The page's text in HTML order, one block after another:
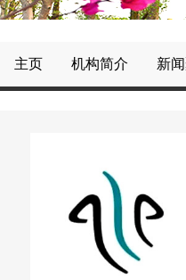
主页 机构简介 新